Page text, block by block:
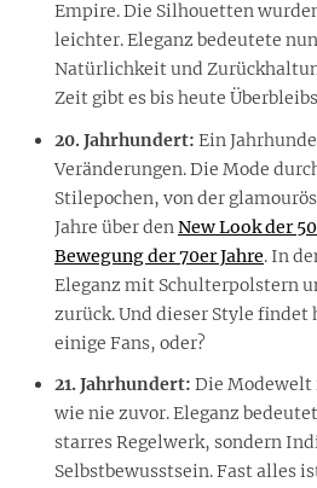
Empire. Die Silhouetten
leichter. Eleganz bedeutete
Natürlichkeit und
Zeit gibt es bis heute
20. Jahrhundert: Ein
Veränderungen. Die Mode
Stilepochen, von der
Jahre über denNew Look der
Bewegung der 70er Jahre. In
Eleganz mit Schulterpolstern
zurück. Und dieser Style findet
einige Fans, oder?
21. Jahrhundert: Die
wie nie zuvor. Eleganz
starres Regelwerk, sondern
Selbstbewusstsein. Fast alles